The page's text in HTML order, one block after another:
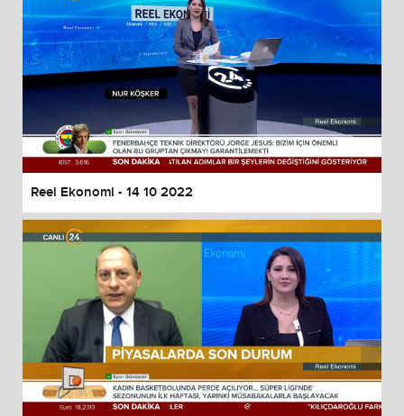
Reel Ekonomi - 14 10 2022